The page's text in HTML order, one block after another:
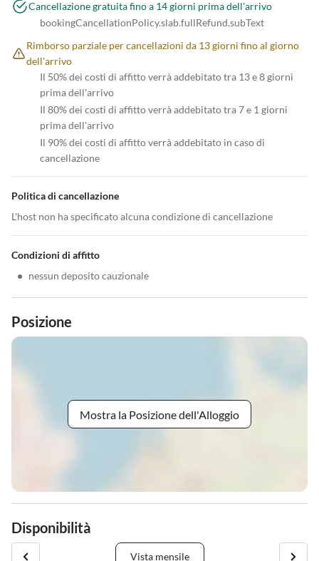
Cancellazione gratuita fino a 14 giorni prima dell'arrivo
bookingCancellationPolicy.slab.fullRefund.subText
Rimborso parziale per cancellazioni da 13 giorni fino al giorno
dell'arrivo
Il 50% dei costi di affitto verrà addebitato tra 13 e 8 giorni
prima dell'arrivo
Il 80% dei costi di affitto verrà addebitato tra 7 e 1 giorni
prima dell'arrivo
Il 90% dei costi di affitto verrà addebitato in caso di
cancellazione
Politica di cancellazione
L'host non ha specificato alcuna condizione di cancellazione
Condizioni di affitto
• nessun deposito cauzionale
Posizione
Mostra la Posizione dell'Alloggio
Disponibilità
Vista mensile